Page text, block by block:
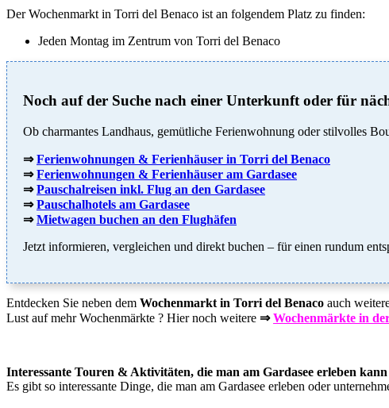
Der Wochenmarkt in Torri del Benaco ist an folgendem Platz zu finden:
Jeden Montag im Zentrum von Torri del Benaco
Noch auf der Suche nach einer Unterkunft oder für
Ob charmantes Landhaus, gemütliche Ferienwohnung oder stilvolles
⇒Ferienwohnungen & Ferienhäuser in Torri del Benaco
⇒Ferienwohnungen & Ferienhäuser am Gardasee
⇒Pauschalreisen inkl. Flug an den Gardasee
⇒Pauschalhotels am Gardasee
⇒Mietwagen buchen an den Flughäfen
Jetzt informieren, vergleichen und direkt buchen – für einen rundum
Entdecken Sie neben dem Wochenmarkt in Torri del Benaco auch
Lust auf mehr Wochenmärkte ? Hier noch weitere ⇒Wochenmärkte in
Interessante Touren & Aktivitäten, die man am Gardasee erleben kann
Es gibt so interessante Dinge, die man am Gardasee erleben oder